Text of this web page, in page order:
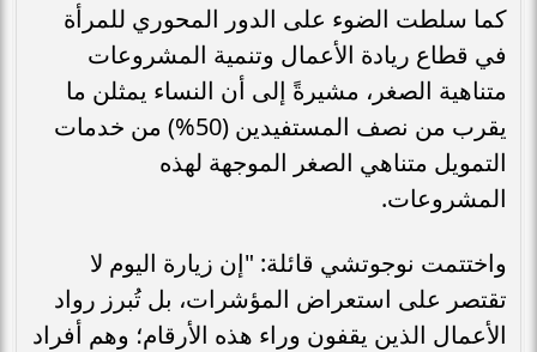
كما سلطت الضوء على الدور المحوري للمرأة
في قطاع ريادة الأعمال وتنمية المشروعات
متناهية الصغر، مشيرةً إلى أن النساء يمثلن ما
يقرب من نصف المستفيدين (50%) من خدمات
التمويل متناهي الصغر الموجهة لهذه
المشروعات.
واختتمت نوجوتشي قائلة: "إن زيارة اليوم لا
تقتصر على استعراض المؤشرات، بل تُبرز رواد
الأعمال الذين يقفون وراء هذه الأرقام؛ وهم أفراد